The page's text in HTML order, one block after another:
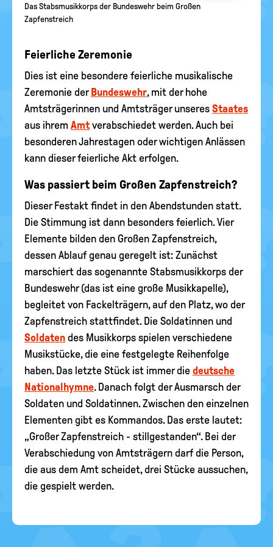
Das Stabsmusikkorps der Bundeswehr beim Großen
Zapfenstreich
Feierliche Zeremonie
Dies ist eine besondere feierliche musikalische
Zeremonie der Bundeswehr, mit der hohe
Amtsträgerinnen und Amtsträger unseres Staates
aus ihrem Amtverabschiedet werden. Auch bei
besonderen Jahrestagen oder wichtigen Anlässen
kann dieser feierliche Akt erfolgen.
Was passiert beim Großen Zapfenstreich?
Dieser Festakt findet in den Abendstunden statt.
Die Stimmung ist dann besonders feierlich. Vier
Elemente bilden den Großen Zapfenstreich,
dessen Ablauf genau geregelt ist: Zunächst
marschiert das sogenannte Stabsmusikkorps der
Bundeswehr (das ist eine große Musikkapelle),
begleitet von Fackelträgern, auf den Platz, wo der
Zapfenstreich stattfindet. Die Soldatinnen und
Soldaten des Musikkorps spielen verschiedene
Musikstücke, die eine festgelegte Reihenfolge
haben. Das letzte Stück ist immer die deutsche
Nationalhymne. Danach folgt der Ausmarsch der
Soldaten und Soldatinnen. Zwischen den einzelnen
Elementen gibt es Kommandos. Das erste lautet:
„Großer Zapfenstreich - stillgestanden“. Bei der
Verabschiedung von Amtsträgern darf die Person,
die aus dem Amt scheidet, drei Stücke aussuchen,
die gespielt werden.